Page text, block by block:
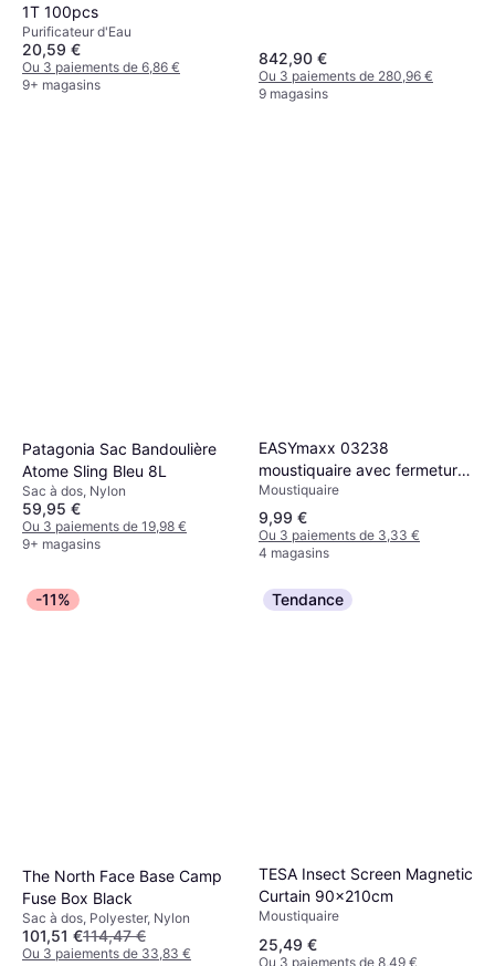
1T 100pcs
Purificateur d'Eau
20,59 €
Ou 3 paiements de 6,86 €
9+ magasins
842,90 €
Ou 3 paiements de 280,96 €
9 magasins
Patagonia Sac Bandoulière
Atome Sling Bleu 8L
Sac à dos, Nylon
59,95 €
Ou 3 paiements de 19,98 €
9+ magasins
EASYmaxx 03238
moustiquaire avec fermeture
aimantée
Moustiquaire
9,99 €
Ou 3 paiements de 3,33 €
4 magasins
-11%
The North Face Base Camp
Fuse Box Black
Sac à dos, Polyester, Nylon
101,51 €114,47 €
Ou 3 paiements de 33,83 €
Tendance
TESA Insect Screen Magnetic
Curtain 90x210cm
Moustiquaire
25,49 €
Ou 3 paiements de 8,49 €